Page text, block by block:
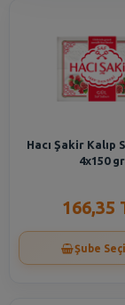
Hacı Şakir Kalıp
4x150 gr
166,35
Şube